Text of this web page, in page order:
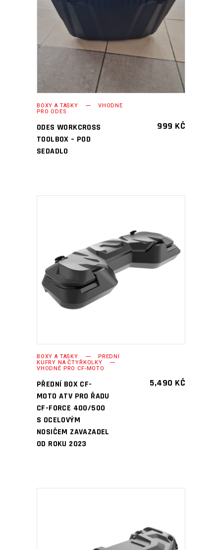
BOXY A TAŠKY VHODNÉ
PRO ODES
ODES WORKCROSS
TOOLBOX – POD
SEDADLO
999 KČ
PŘIDAT DO KOŠÍKU
BOXY A TAŠKY PŘEDNÍ
KUFRY NA ČTYŘKOLKY
VHODNÉ PRO CF-MOTO
PŘEDNÍ BOX CF-
MOTO ATV PRO ŘADU
CF-FORCE 400/500
S OCELOVÝM
NOSIČEM ZAVAZADEL
OD ROKU 2023
5,490 KČ